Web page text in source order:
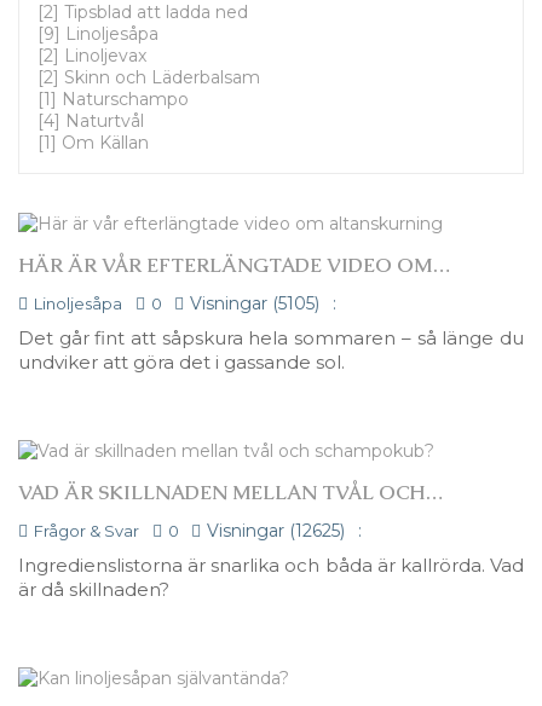
[2] Tipsblad att ladda ned
[9] Linoljesåpa
[2] Linoljevax
[2] Skinn och Läderbalsam
[1] Naturschampo
[4] Naturtvål
[1] Om Källan
HÄR ÄR VÅR EFTERLÄNGTADE VIDEO OM
ALTANSKURNING
Linoljesåpa 0 Visningar (5105) :
Det går fint att såpskura hela sommaren – så länge du
undviker att göra det i gassande sol.
VAD ÄR SKILLNADEN MELLAN TVÅL OCH
SCHAMPOKUB?
Frågor & Svar 0 Visningar (12625) :
Ingredienslistorna är snarlika och båda är kallrörda. Vad
är då skillnaden?